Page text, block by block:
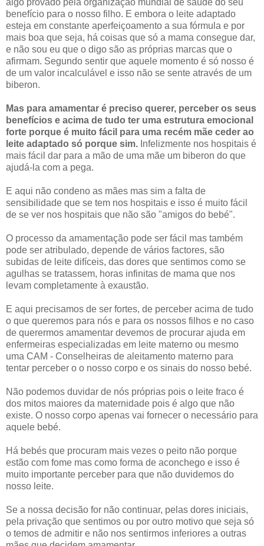
benefício para o nosso filho. E embora o leite adaptado
esteja em constante aperfeiçoamento a sua fórmula e por
mais boa que seja, há coisas que só a mama consegue dar,
e não sou eu que o digo são as próprias marcas que o
afirmam. Segundo sentir que aquele momento é só nosso é
de um valor incalculável e isso não se sente através de um
biberon.
Mas para amamentar é preciso querer, perceber os seus
benefícios e acima de tudo ter uma estrutura emocional
forte porque é muito fácil para uma recém mãe ceder ao
leite adaptado só porque sim. Infelizmente nos hospitais é
mais fácil dar para a mão de uma mãe um biberon do que
ajudá-la com a pega.
E aqui não condeno as mães mas sim a falta de
sensibilidade que se tem nos hospitais e isso é muito fácil
de se ver nos hospitais que não são "amigos do bebé".
O processo da amamentação pode ser fácil mas também
pode ser atribulado, depende de vários factores, são
subidas de leite difíceis, das dores que sentimos como se
agulhas se tratassem, horas infinitas de mama que nos
levam completamente à exaustão.
E aqui precisamos de ser fortes, de perceber acima de tudo
o que queremos para nós e para os nossos filhos e no caso
de querermos amamentar devemos de procurar ajuda em
enfermeiras especializadas em leite materno ou mesmo
uma CAM - Conselheiras de aleitamento materno para
tentar perceber o o nosso corpo e os sinais do nosso bebé.
Não podemos duvidar de nós próprias pois o leite fraco é
dos mitos maiores da maternidade pois é algo que não
existe. O nosso corpo apenas vai fornecer o necessário para
aquele bebé.
Há bebés que procuram mais vezes o peito não porque
estão com fome mas como forma de aconchego e isso é
muito importante perceber para que não duvidemos do
nosso leite.
Se a nossa decisão for não continuar, pelas dores iniciais,
pela privação que sentimos ou por outro motivo que seja só
o temos de admitir e não nos sentirmos inferiores a outras